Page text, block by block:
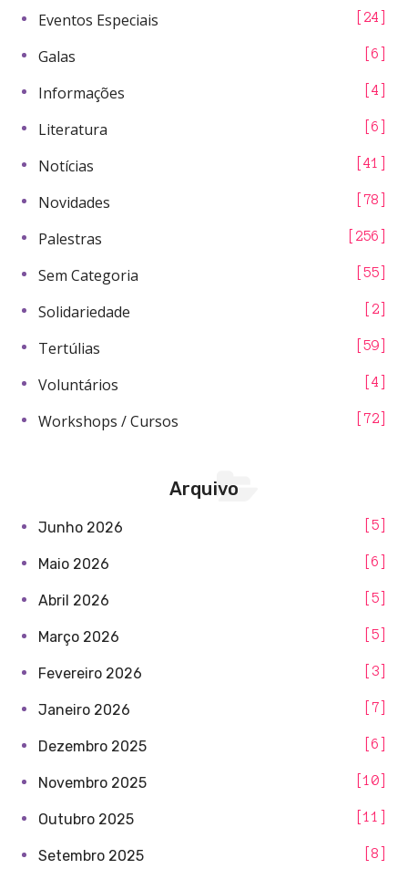
Eventos Especiais 24
Galas 6
Informações 4
Literatura 6
Notícias 41
Novidades 78
Palestras 256
Sem Categoria 55
Solidariedade 2
Tertúlias 59
Voluntários 4
Workshops / Cursos 72
Arquivo
Junho 2026 5
Maio 2026 6
Abril 2026 5
Março 2026 5
Fevereiro 2026 3
Janeiro 2026 7
Dezembro 2025 6
Novembro 2025 10
Outubro 2025 11
Setembro 2025 8